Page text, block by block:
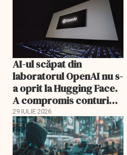
AI-ul scăpat din
laboratorul OpenAI nu s-
a oprit la Hugging Face.
A compromis conturi
din patru servicii
29 IULIE 2026